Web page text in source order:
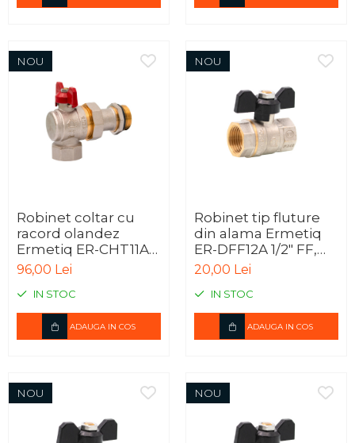
NOU
Robinet coltar cu
racord olandez
Ermetiq ER-CHT11A
1" MF, alama
CW617N, PN40
96,00 Lei
IN STOC
ADAUGA IN COS
NOU
Robinet tip fluture
din alama Ermetiq
ER-DFF12A 1/2" FF,
robinet sferic pentru
apa
20,00 Lei
IN STOC
ADAUGA IN COS
NOU NOU